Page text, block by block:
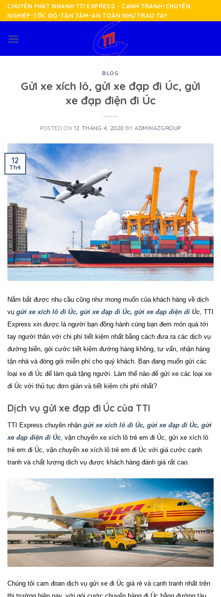
Skip
to
CHUYỂN PHÁT NHANH TTI EXPRESS - CẠNH TRANH-CHUYÊN
NGHIỆP-TỐC ĐỘ-TẬN TÂM-AN TOÀN NHƯ TRAO TAY
BLOG
Gửi xe xích lô, gửi xe đạp đi Úc, gửi
xe đạp điện đi Úc
POSTED ON 12 THÁNG 4, 2020 BYADMINAZGROUP
12
Th4
Nắm bắt được nhu cầu cũng như mong muốn của khách hàng về dịch
vụ gửi xe xích lô đi Úc, gửi xe đạp đi Úc, gửi xe đạp điện đi Úc , TTI
Express xin được là người bạn đồng hành cùng bạn đem món quà tới
tay người thân với chi phí tiết kiệm nhất bằng cách đưa ra các dịch vụ
đường biển, gói cước tiết kiệm đường hàng không, tư vấn, nhận hàng
tận nhà và đóng gói miễn phí cho quý khách.
Bạn đang muốn gửi các
loại xe đi Úc để làm quà tặng người. Làm thế nào để gửi xe các loại xe
đi Úc với thủ tục đơn giản và tiết kiệm chi phí nhất?
Dịch vụ gửi xe đạp đi Úc của TTI
TTI Express chuyên nhận gửi xe xích lô đi Úc, gửi xe đạp đi Úc, gửi
xe đạp điện đi Úc, vận chuyển xe xích lô trẻ em đi Úc, gửi xe xích lô
trẻ em đi Úc, vận chuyển xe xích lô trẻ em đi Úc với giá cước cạnh
tranh và chất lượng dịch vụ được khách hàng đánh giá rất cao.
Chúng tôi cam đoan dịch vụ gửi xe đi Úc giá rẻ và cạnh tranh nhất trên